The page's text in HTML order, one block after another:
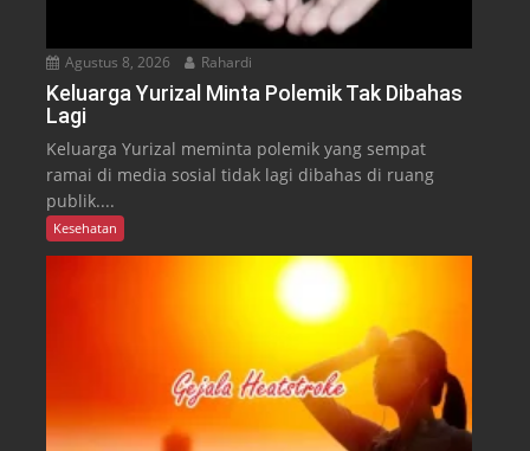
Agustus 8, 2026 Rahardi
Keluarga Yurizal Minta Polemik Tak Dibahas
Lagi
Keluarga Yurizal meminta polemik yang sempat
ramai di media sosial tidak lagi dibahas di ruang
publik....
Kesehatan